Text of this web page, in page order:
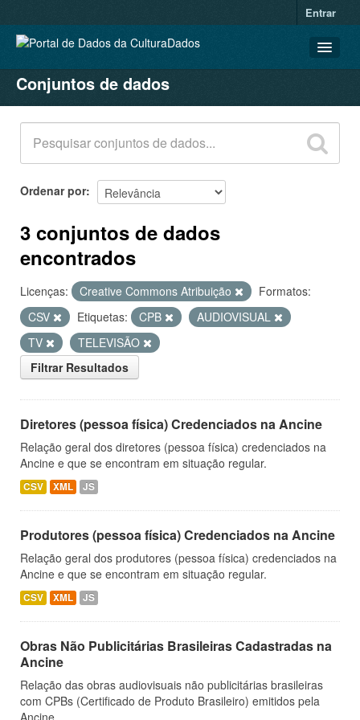
Entrar
CONJUNTOS DE DADOS
ORGANIZAÇÕES
GRUPOS
SOBRE
Conjuntos de dados
Ordenar por
3 conjuntos de dados
encontrados
Licenças: Creative Commons Atribuição
Formatos:
CSV
Etiquetas: CPB
AUDIOVISUAL
TV
TELEVISÃO
Filtrar Resultados
Diretores (pessoa física) Credenciados na Ancine
Relação geral dos diretores (pessoa física) credenciados na
Ancine e que se encontram em situação regular.
CSV XML JS
Produtores (pessoa física) Credenciados na Ancine
Relação geral dos produtores (pessoa física) credenciados na
Ancine e que se encontram em situação regular.
CSV XML JS
Obras Não Publicitárias Brasileiras Cadastradas na
Ancine
Relação das obras audiovisuais não publicitárias brasileiras
com CPBs (Certificado de Produto Brasileiro) emitidos pela
Ancine.